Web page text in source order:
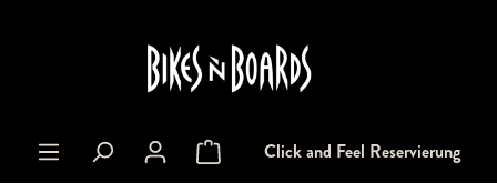
Warenkorb enthält 0 Positionen. Der
Click and Feel Reservierung